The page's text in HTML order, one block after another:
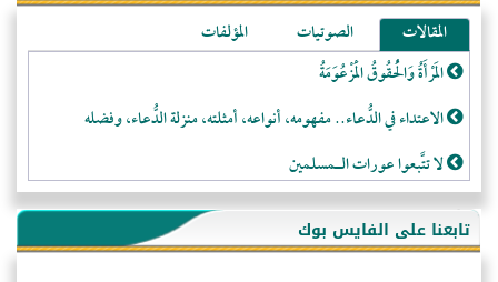
المقالات الصوتيات
المؤلفات
المَرْأَةُ وَالْحُقُوقُ الْمَزْعُوَمَةُ
الاعتداء في الدُّعاء.. مفهومه، أنواعه، أمثلته، منزلة الدُّعاء، وفضله
لا تتَّبعوا عورات الـمسلمين
فقه النَّصيحة عند الصَّحابة الكرام رضي الله عنهم
لَا عِزَّةَ إِلَّا بِالإِسْلَامِ
تابعنا على الفايس بوك